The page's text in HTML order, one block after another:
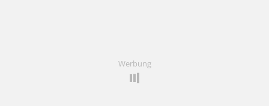
Werbung